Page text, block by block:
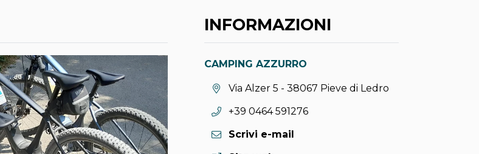
INFORMAZIONI
CAMPING AZZURRO
Località:Via Alzer 5 - 38067 Pieve di Ledro
Telefono:
+39 0464 591276
Scrivi e-mail